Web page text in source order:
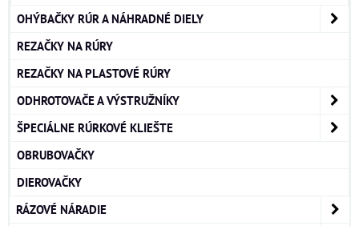
OHÝBAČKY RÚR A NÁHRADNÉ DIELY
REZAČKY NA RÚRY
REZAČKY NA PLASTOVÉ RÚRY
ODHROTOVAČE A VÝSTRUŽNÍKY
ŠPECIÁLNE RÚRKOVÉ KLIEŠTE
OBRUBOVAČKY
DIEROVAČKY
RÁZOVÉ NÁRADIE